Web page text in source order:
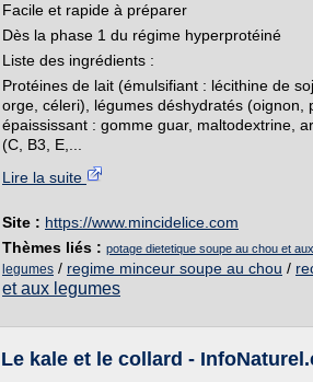
Facile et rapide à préparer
Dès la phase 1 du régime hyperprotéiné
Liste des ingrédients :
Protéines de lait (émulsifiant : lécithine de
orge, céleri), légumes déshydratés (oignon,
épaississant : gomme guar, maltodextrine,
(C, B3, E,...
Lire la suite
Site : https://www.mincidelice.com
Thèmes liés : potage dietetique soupe au chou et
legumes / regime minceur soupe au chou /
et aux legumes
Le kale et le collard -